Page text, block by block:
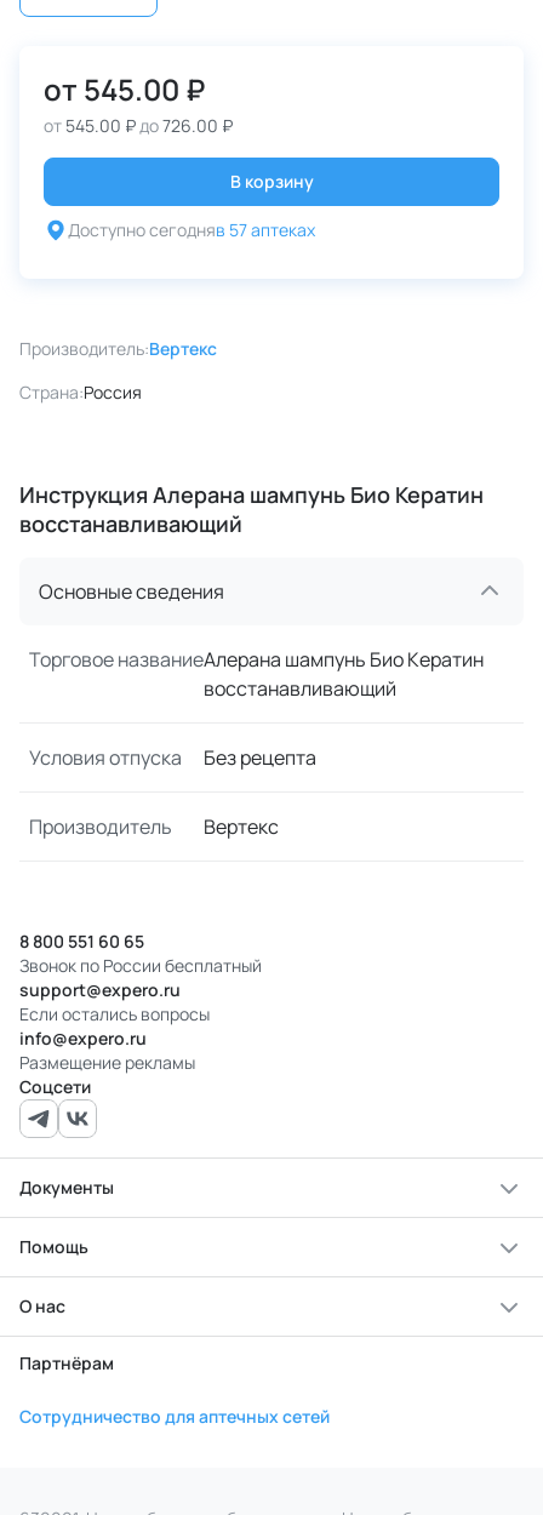
от 545.00 ₽
от 545.00 ₽до726.00 ₽
В корзину
Доступно сегодняв 57 аптеках
Производитель:Вертекс
Страна:Россия
Инструкция Алерана шампунь Био Кератин
восстанавливающий
Основные сведения
Торговое названиеАлерана шампунь Био Кератин
восстанавливающий
Условия отпуска Без рецепта
Производитель Вертекс
8 800 551 60 65
Звонок по России бесплатный
support@expero.ru
Если остались вопросы
info@expero.ru
Размещение рекламы
Соцсети
Документы
Помощь
О нас
Партнёрам
Сотрудничество для аптечных сетей